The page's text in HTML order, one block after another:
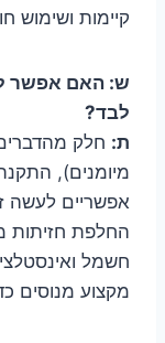
קיימות ושימוש
ש: האם אפשר
לבד?
ת: חלק
מיומנים),
אפשריים לעשה
החלפת חזיתות
חשמל
מקצוע מנוסים